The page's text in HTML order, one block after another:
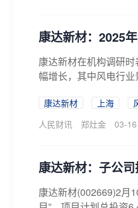
康达新材：2025
康达新材在机构调研
幅增长，其中风电行
康达新材 上海
人民财讯
郑灶金 03-
康达新材：子公
康达新材(002669)2月